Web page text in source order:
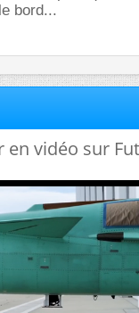
bord...
en vidéo sur